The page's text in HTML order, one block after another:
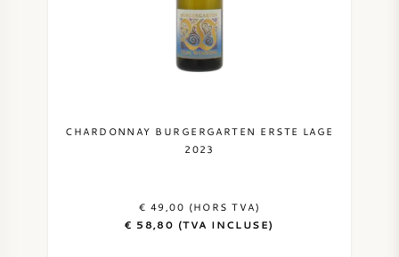
CHARDONNAY BURGERGARTEN ERSTE LAGE
2023
€ 49,00 (HORS TVA)
€ 58,80 (TVA INCLUSE)